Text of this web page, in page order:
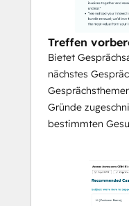
Treffen
Bietet
nächstes
Gründe
bestimmten